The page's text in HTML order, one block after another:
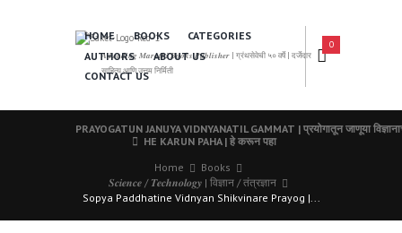
𝑨 𝑳𝒆𝒂𝒅𝒊𝒏𝒈 𝑴𝒂𝒓𝒂𝒕𝒉𝒊 𝑩𝒐𝒐𝒌𝒔 𝑷𝒖𝒃𝒍𝒊𝒔𝒉𝒆𝒓 | ग्रंथसेवेची ५० वर्षे | दर्जेदार
साहित्य आणि उत्तम निर्मिती
HOME BOOKS
CATEGORIES
AUTHORS
ABOUT US
CONTACT US
0
PRAYOGATUN JANUYA VIDNYANATIL GAMMAT | प्रयोगातून जाणूया
HE KARUN PAHA | हे करून पहा
Home
Books
𝑺𝒄𝒊𝒆𝒏𝒄𝒆 / 𝑻𝒆𝒄𝒉𝒏𝒐𝒍𝒐𝒈𝒚 | विज्ञान / तंत्रज्ञान
Sopya Paddhatine Vidnyan Shikvinare Prayog |...